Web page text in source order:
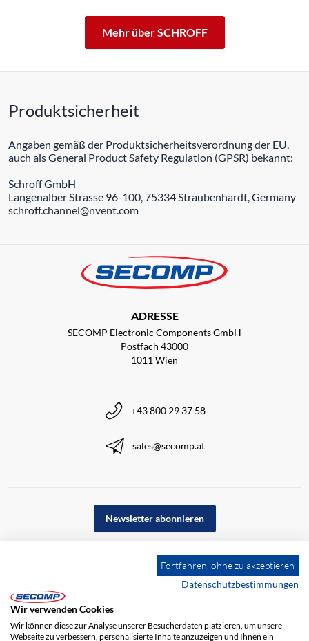
Mehr über SCHROFF
Produktsicherheit
Angaben gemäß der Produktsicherheitsverordnung der EU,
auch als General Product Safety Regulation (GPSR) bekannt:
Schroff GmbH
Langenalber Strasse 96-100, 75334 Straubenhardt, Germany
schroff.channel@nvent.com
ADRESSE
SECOMP Electronic Components GmbH
Postfach 43000
1011 Wien
+43 800 29 37 58
sales@secomp.at
Newsletter abonnieren
Fortfahren, ohne zu akzeptieren
Datenschutzbestimmungen
Wir verwenden Cookies
Wir können diese zur Analyse unserer Besucherdaten platzieren, um unsere
Webseite zu verbessern, personalisierte Inhalte anzuzeigen und Ihnen ein